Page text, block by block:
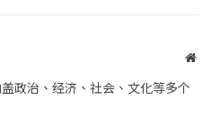
网
政治、经济、社会、文化等多个